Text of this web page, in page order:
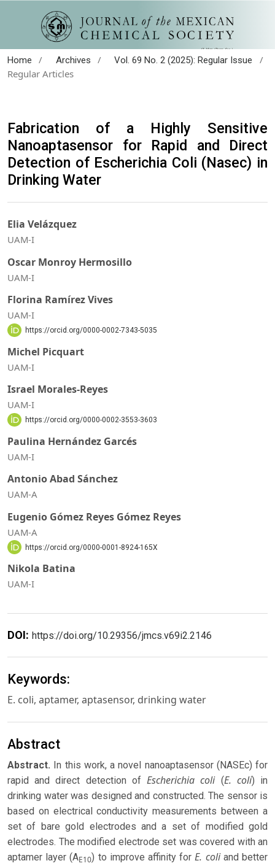
Home / Archives / Vol. 69 No. 2 (2025): Regular Issue
/
Regular Articles
Fabrication of a Highly Sensitive
Nanoaptasensor for Rapid and Direct
Detection of Escherichia Coli (Nasec) in
Drinking Water
Elia Velázquez
UAM-I
Oscar Monroy Hermosillo
UAM-I
Florina Ramírez Vives
UAM-I
https://orcid.org/0000-0002-7343-5035
Michel Picquart
UAM-I
Israel Morales-Reyes
UAM-I
https://orcid.org/0000-0002-3553-3603
Paulina Hernández Garcés
UAM-I
Antonio Abad Sánchez
UAM-A
Eugenio Gómez Reyes Gómez Reyes
UAM-A
https://orcid.org/0000-0001-8924-165X
Nikola Batina
UAM-I
DOI: https://doi.org/10.29356/jmcs.v69i2.2146
Keywords:
E. coli, aptamer, aptasensor, drinking water
Abstract
Abstract. In this work, a novel nanoaptasensor (NASEc) for
rapid and direct detection ofEscherichia coli(E. coli) in
drinking water was designed and constructed. The sensor is
based on electrical conductivity measurements between a
set of bare gold electrodes and a set of modified gold
electrodes. The modified electrode set was covered with an
aptamer layer (AE10) to improve affinity forE. coliand better